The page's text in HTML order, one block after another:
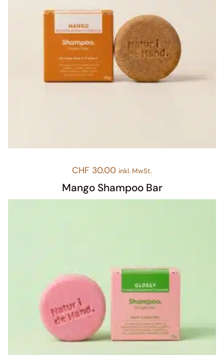
CHF 30.00 inkl. MwSt.
Mango Shampoo Bar